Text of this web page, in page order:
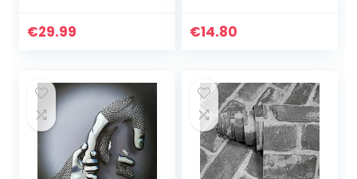
woonkamer,
€29.99 €14.80